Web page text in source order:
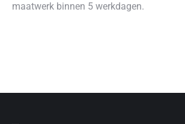
maatwerk binnen 5 werkdagen.